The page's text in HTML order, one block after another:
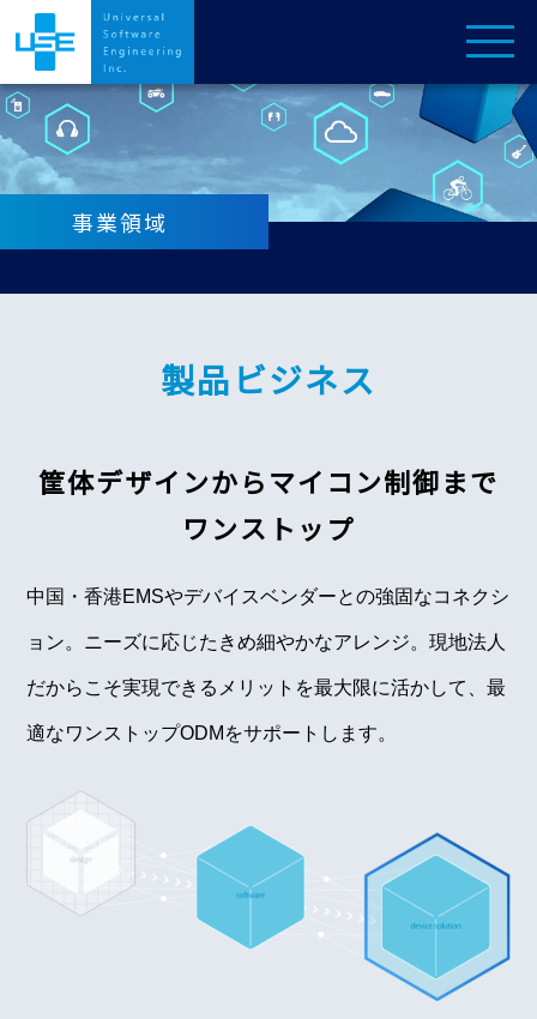
事業領域
製品ビジネス
筐体デザインからマイコン制御まで
ワンストップ
中国・香港EMSやデバイスベンダーとの強固なコネクシ
ョン。ニーズに応じたきめ細やかなアレンジ。現地法人
だからこそ実現できるメリットを最大限に活かして、最
適なワンストップODMをサポートします。